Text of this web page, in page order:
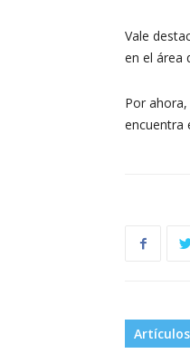
Vale
en el área
Por
encuentra